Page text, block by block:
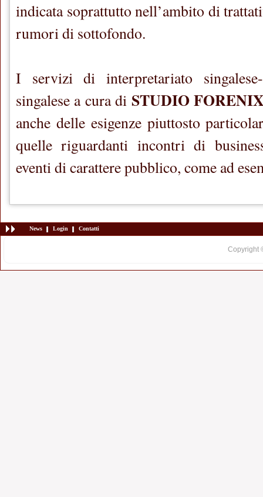
indicata soprattutto nell’ambito di
rumori di sottofondo.
I servizi di interpretariato
singalese a cura di STUDIO
anche delle esigenze piuttosto
quelle riguardanti incontri di
eventi di carattere pubblico, come ad
News Login Contatti
Copyright